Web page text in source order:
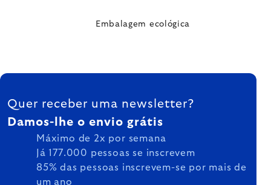
Embalagem ecológica
FOOTER
Quer receber uma newsletter?
Damos-lhe o envio grátis
Máximo de 2x por semana
Já 177.000 pessoas se inscrevem
85% das pessoas inscrevem-se por mais de
um ano